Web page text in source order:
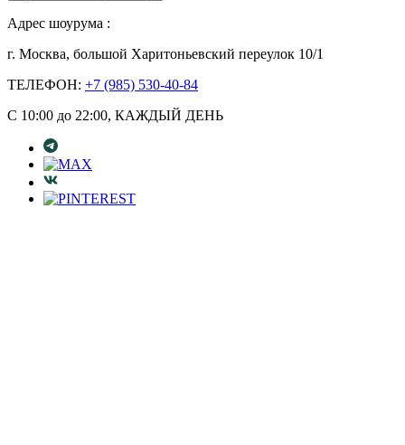
Адрес шоурума :
г. Москва, большой Харитоньевский переулок 10/1
ТЕЛЕФОН: +7 (985) 530-40-84
С 10:00 до 22:00, КАЖДЫЙ ДЕНЬ